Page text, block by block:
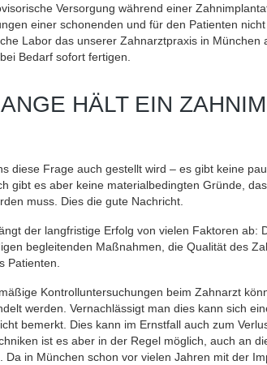
Versorgung während einer
einer schonenden und für den Patienten
Labor das unserer Zahnarztpraxis in München
Bedarf sofort fertigen.
HÄLT EIN
diese Frage auch gestellt wird – es gibt keine
gibt es aber keine materialbedingten Gründe,
muss. Dies die gute Nachricht.
der langfristige Erfolg von vielen Faktoren ab:
begleitenden Maßnahmen, die Qualität des
Patienten.
Kontrolluntersuchungen beim Zahnarzt
werden. Vernachlässigt man dies kann sich
bemerkt. Dies kann im Ernstfall auch zum
ist es aber in der Regel möglich, auch an
Da in München schon vor vielen Jahren mit der